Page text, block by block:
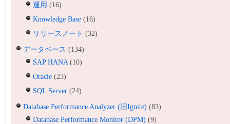
運用 (16)
Knowledge Base (16)
リリースノート (32)
データベース (134)
SAP HANA (10)
Oracle (23)
SQL Server (24)
Database Performance Analyzer (旧Ignite) (83)
Database Performance Monitor (DPM) (9)